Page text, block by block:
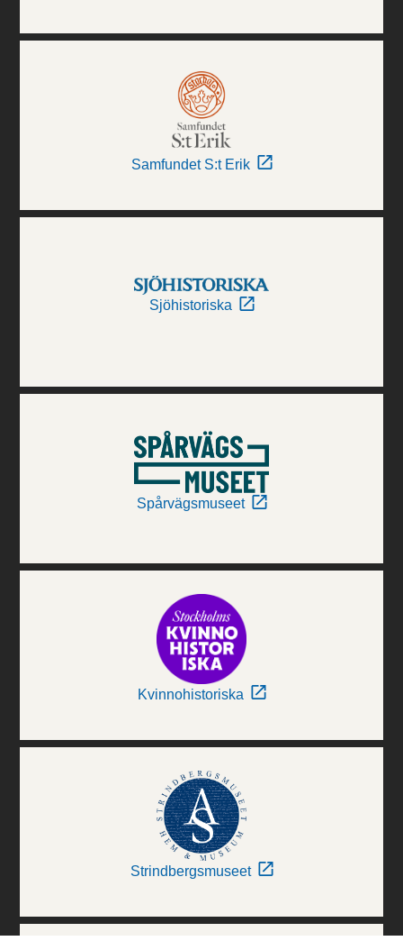
Samfundet S:t Erik
Sjöhistoriska
Spårvägsmuseet
Kvinnohistoriska
Strindbergsmuseet